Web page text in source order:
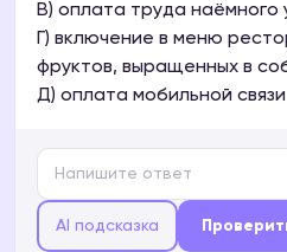
В) оплата труда наёмного
Г) включение в меню
фруктов, выращенных в
Д) оплата мобильной связи
AI подсказка